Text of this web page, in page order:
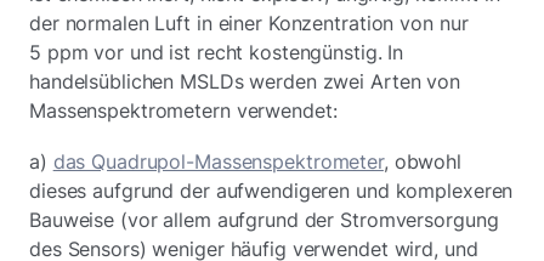
der normalen Luft in einer Konzentration von nur
5 ppm vor und ist recht kostengünstig. In
handelsüblichen MSLDs werden zwei Arten von
Massenspektrometern verwendet:
a) das Quadrupol-Massenspektrometer, obwohl
dieses aufgrund der aufwendigeren und komplexeren
Bauweise (vor allem aufgrund der Stromversorgung
des Sensors) weniger häufig verwendet wird, und